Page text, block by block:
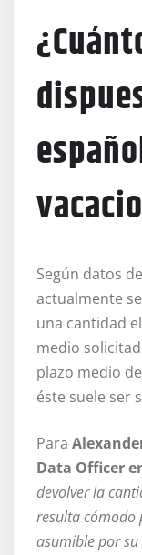
Según datos de
actualmente
una cantidad
medio
plazo medio
éste suele ser
Para
Data Officer
devolver la
resulta cómodo
asumible por